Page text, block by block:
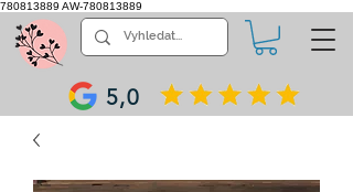
780813889 AW-780813889
5,0